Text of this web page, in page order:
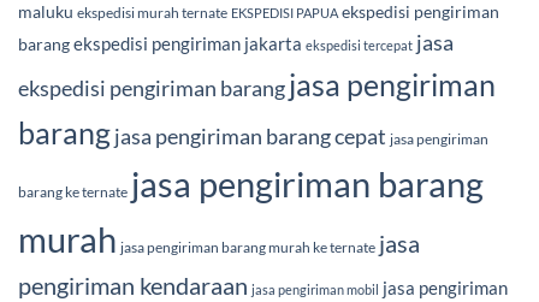
maluku ekspedisi murah ternate EKSPEDISI PAPUA ekspedisi pengiriman
barangekspedisi pengiriman jakarta ekspedisi tercepat jasa
ekspedisi pengiriman barangjasa pengiriman
barangjasa pengiriman barang cepat jasa pengiriman
barang ke ternate jasa pengiriman barang
murah jasa pengiriman barang murah ke ternate jasa
pengiriman kendaraan jasa pengiriman mobil
jasa pengiriman